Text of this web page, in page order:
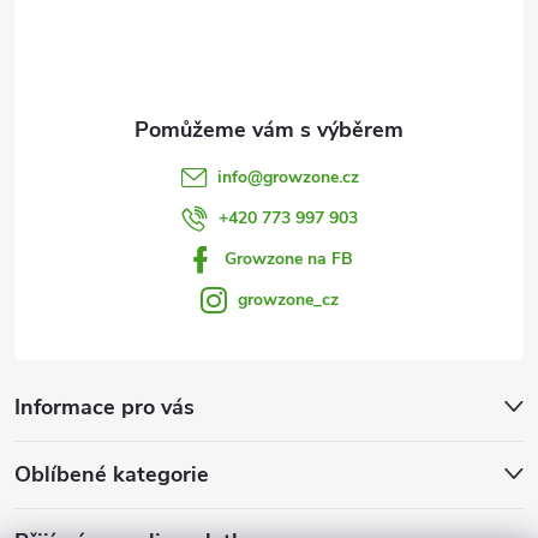
u
info@growzone.cz
+420 773 997 903
Growzone na FB
growzone_cz
Informace pro vás
Oblíbené kategorie